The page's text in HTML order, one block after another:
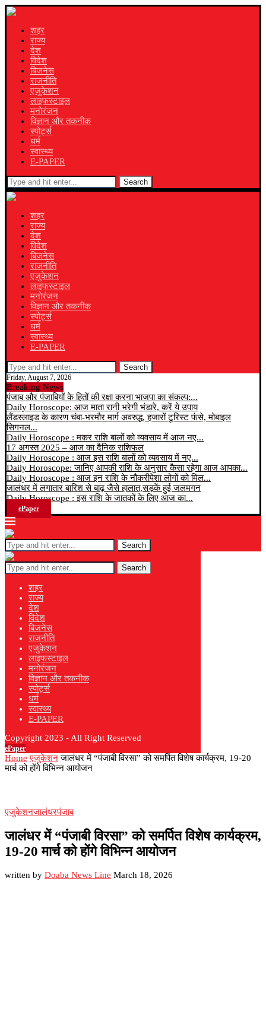
शहर
राज्य
देश
विदेश
बिजनेस
राजनीति
एजुकेशन
लाइफस्टाइल
मनोरंजन
विज्ञान और तकनीक
स्पोर्ट्स
धर्म
स्वास्थ्य
E-PAPER
Search
शहर
राज्य
देश
विदेश
बिजनेस
राजनीति
एजुकेशन
लाइफस्टाइल
मनोरंजन
विज्ञान और तकनीक
स्पोर्ट्स
धर्म
स्वास्थ्य
E-PAPER
Search
Friday, August 7, 2026
Breaking News
पंजाब और पंजाबियों के हितों की रक्षा करना भाजपा का संकल्प:...
Daily Horoscope: आज माता रानी भरेगी भंडारे, करें ये उपाय
लैंडस्लाइड के कारण चंबा-भरमौर मार्ग अवरुद्ध, हजारों टूरिस्ट फंसे, मोबाइल
सिगनल...
Daily Horoscope : मकर राशि बालों को व्यवसाय में आज नए...
17 अगस्त 2025 – आज का दैनिक राशिफल
Daily Horoscope : आज इस राशि बालों को व्यवसाय में नए...
Daily Horoscope: जानिए आपकी राशि के अनुसार कैसा रहेगा आज आपका...
Daily Horoscope : आज इन राशि के नौकरीपेशा लोगों को मिल...
जालंधर में लगातार बारिश से बाढ़ जैसे हालात,सड़कें हुई जलमगन
Daily Horoscope : इस राशि के जातकों के लिए आज का...
ePaper
Search
Search
शहर
राज्य
देश
विदेश
बिजनेस
राजनीति
एजुकेशन
लाइफस्टाइल
मनोरंजन
विज्ञान और तकनीक
स्पोर्ट्स
धर्म
स्वास्थ्य
E-PAPER
Copyright 2023 - All Right Reserved
ePaper
Home एजुकेशन जालंधर में “पंजाबी विरसा” को समर्पित विशेष कार्यक्रम, 19-20
मार्च को होंगे विभिन्न आयोजन
एजुकेशनजालंधरपंजाब
जालंधर में “पंजाबी विरसा” को समर्पित विशेष कार्यक्रम,
19-20 मार्च को होंगे विभिन्न आयोजन
written by Doaba News Line March 18, 2026